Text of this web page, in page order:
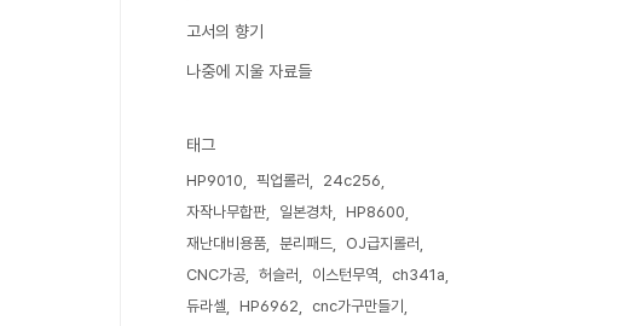
고서의 향기
나중에 지울 자료들
태그
HP9010 픽업롤러
24c256
자작나무합판
일본경차
HP8600
재난대비용품
분리패드
OJ급지롤러
CNC가공
허슬러 이스턴무역
ch341a
듀라셀
HP6962 cnc가구만들기